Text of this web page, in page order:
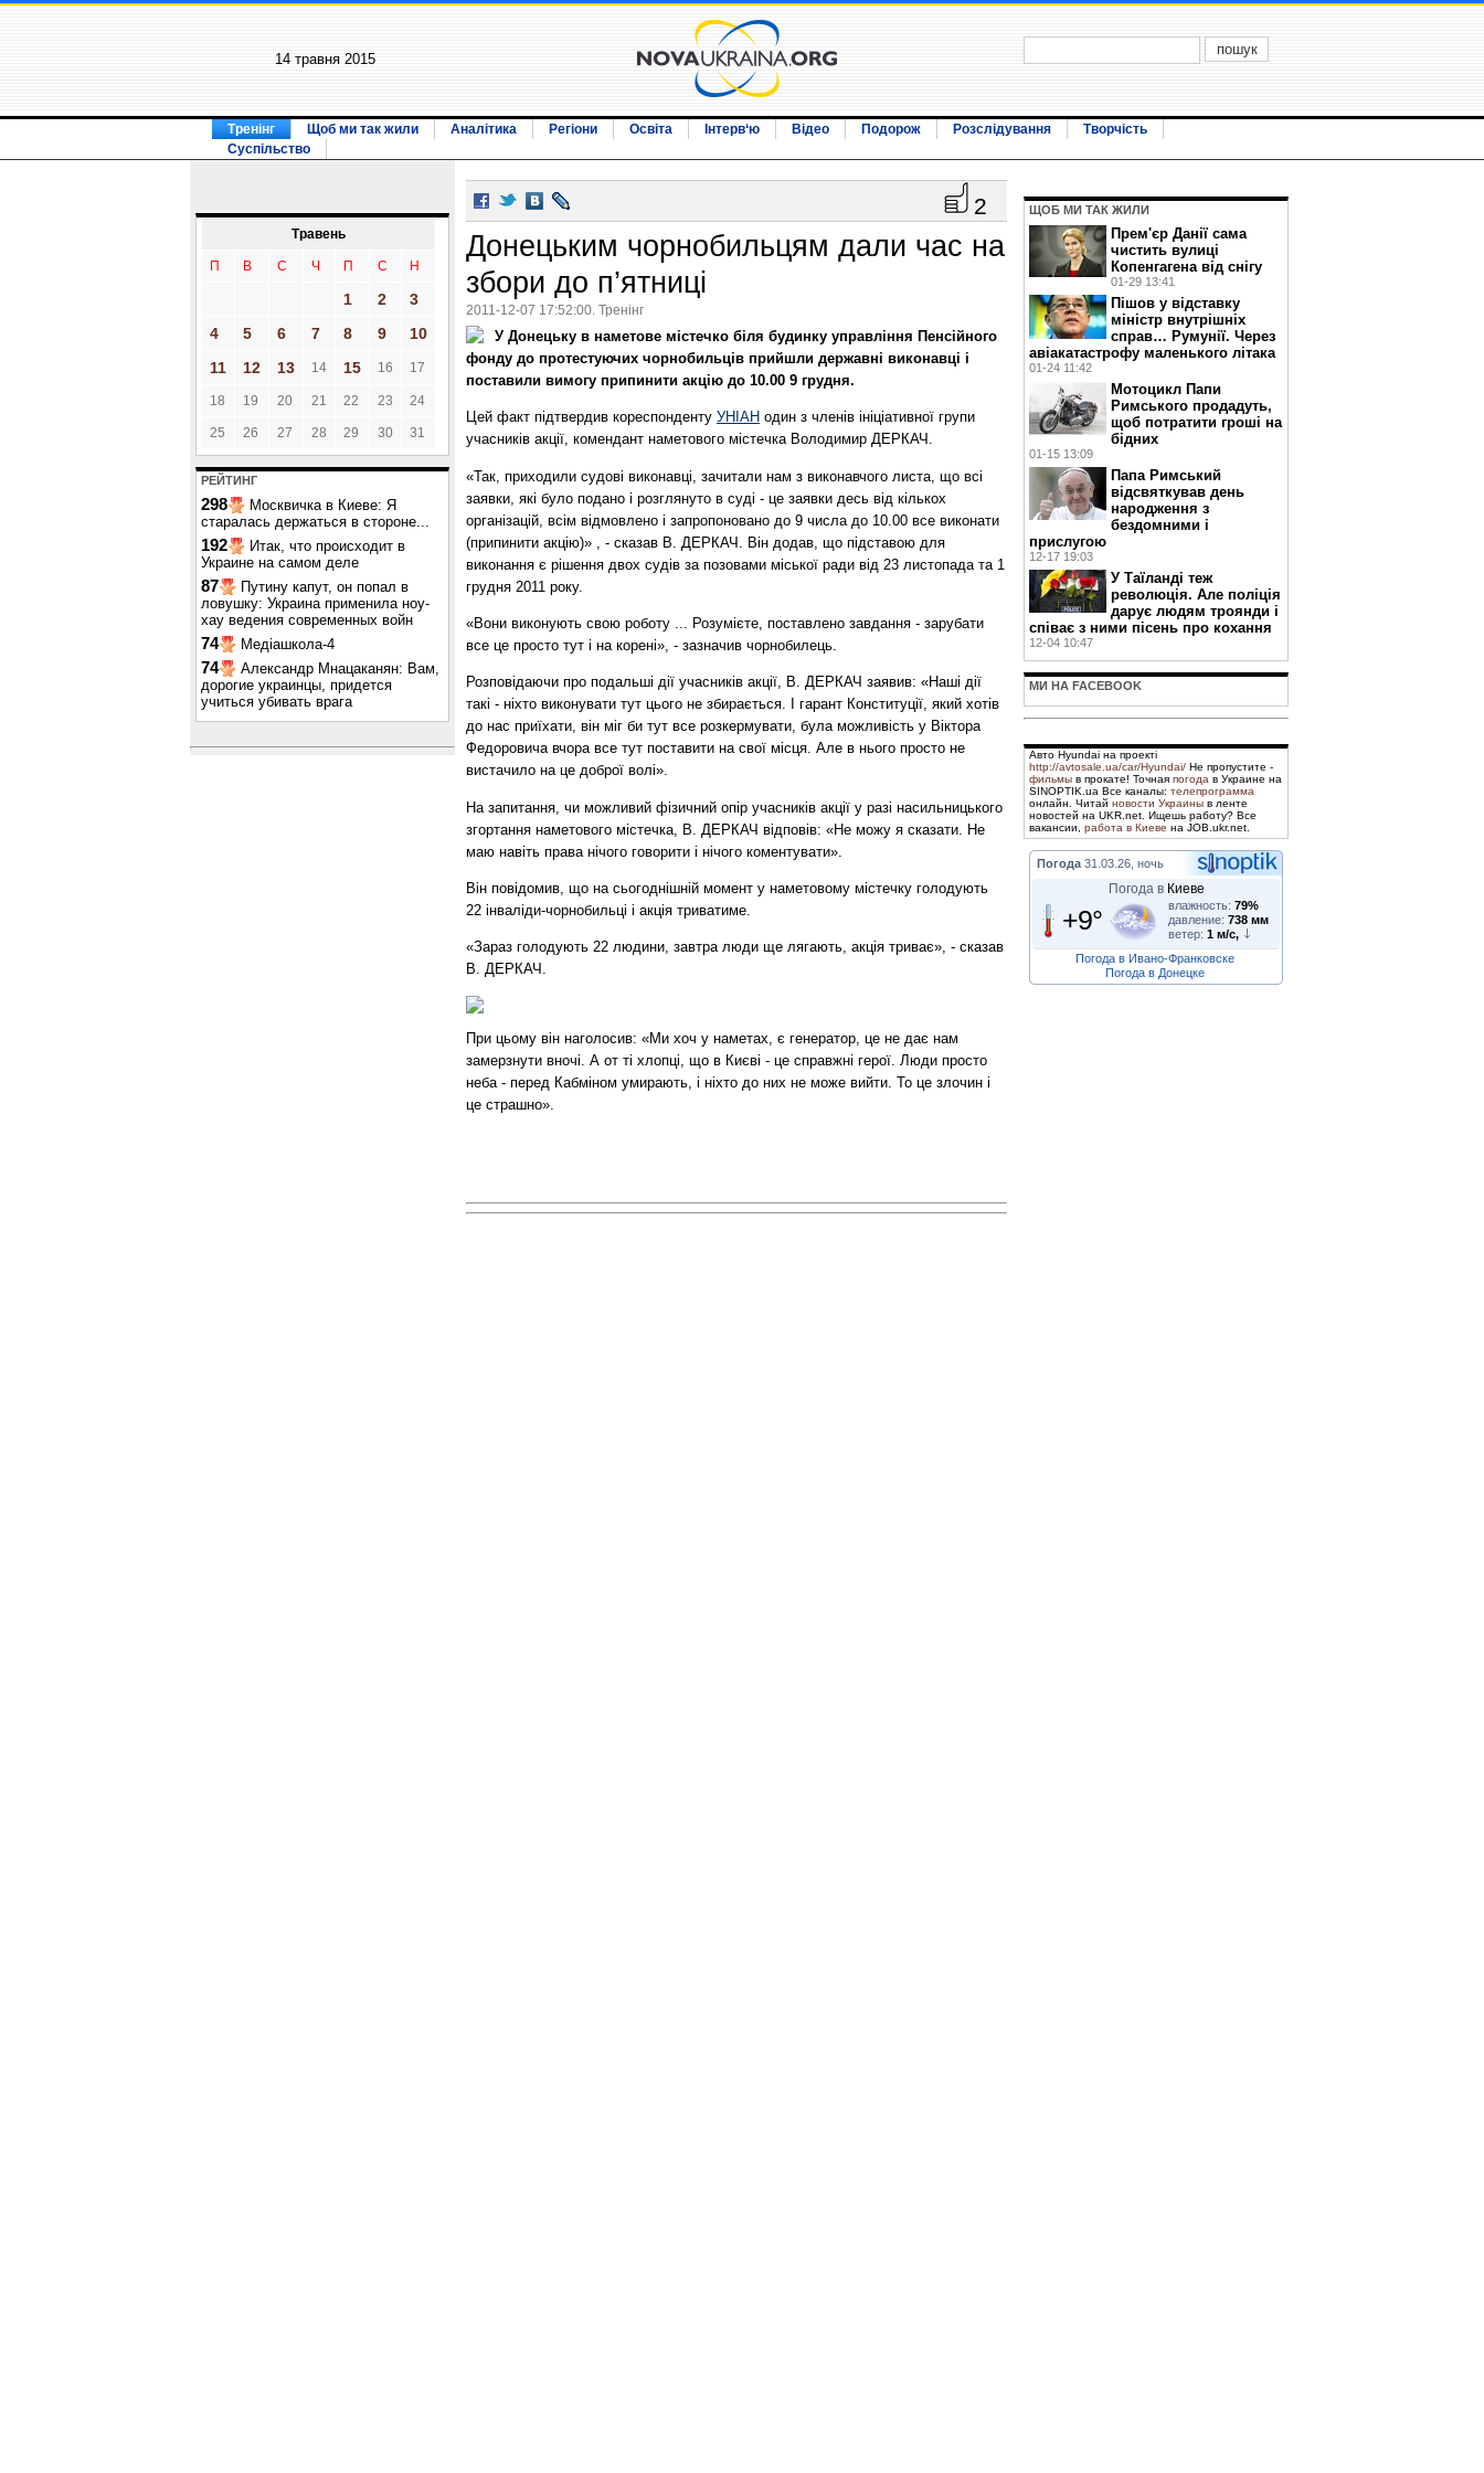
14 травня 2015
Тренінг Щоб ми так жили Аналітика Регіони Освіта Інтерв‘ю Відео Подорож Розслідування
Творчість
Суспільство
Травень
П В С Ч П С Н
1 2
3
4
5 6 7 8 9
10
11
12 13 14 15 16 17
18 19 20 21 22 23 24
25 26 27 28 29 30 31
РЕЙТИНГ
298
Москвичка в Киеве: Я
старалась держаться в стороне...
192
Итак, что происходит в
Украине на самом деле
87
Путину капут, он попал в
ловушку: Украина применила ноу-
хау ведения современных войн
74 Медіашкола-4
74
Александр Мнацаканян: Вам,
дорогие украинцы, придется
учиться убивать врага
2
Донецьким чорнобильцям дали час на
збори до п’ятниці
2011-12-07 17:52:00. Тренінг
У Донецьку в наметове містечко біля будинку управління Пенсійного
фонду до протестуючих чорнобильців прийшли державні виконавці і
поставили вимогу припинити акцію до 10.00 9 грудня.
Цей факт підтвердив кореспонденту УНІАН один з членів ініціативної групи
учасників акції, комендант наметового містечка Володимир ДЕРКАЧ.
«Так, приходили судові виконавці, зачитали нам з виконавчого листа, що всі
заявки, які було подано і розглянуто в суді - це заявки десь від кількох
організацій, всім відмовлено і запропоновано до 9 числа до 10.00 все виконати
(припинити акцію)» , - сказав В. ДЕРКАЧ. Він додав, що підставою для
виконання є рішення двох судів за позовами міської ради від 23 листопада та 1
грудня 2011 року.
«Вони виконують свою роботу ... Розумієте, поставлено завдання - зарубати
все це просто тут і на корені», - зазначив чорнобилець.
Розповідаючи про подальші дії учасників акції, В. ДЕРКАЧ заявив: «Наші дії
такі - ніхто виконувати тут цього не збирається. І гарант Конституції, який хотів
до нас приїхати, він міг би тут все розкермувати, була можливість у Віктора
Федоровича вчора все тут поставити на свої місця. Але в нього просто не
вистачило на це доброї волі».
На запитання, чи можливий фізичний опір учасників акції у разі насильницького
згортання наметового містечка, В. ДЕРКАЧ відповів: «Не можу я сказати. Не
маю навіть права нічого говорити і нічого коментувати».
Він повідомив, що на сьогоднішній момент у наметовому містечку голодують
22 інваліди-чорнобильці і акція триватиме.
«Зараз голодують 22 людини, завтра люди ще лягають, акція триває», - сказав
В. ДЕРКАЧ.
При цьому він наголосив: «Ми хоч у наметах, є генератор, це не дає нам
замерзнути вночі. А от ті хлопці, що в Києві - це справжні герої. Люди просто
неба - перед Кабміном умирають, і ніхто до них не може вийти. То це злочин і
це страшно».
ЩОБ МИ ТАК ЖИЛИ
Прем'єр Данії сама
чистить вулиці
Копенгагена від снігу
01-29 13:41
Пішов у відставку
міністр внутрішніх
справ… Румунії. Через
авіакатастрофу маленького літака
01-24 11:42
Мотоцикл Папи
Римського продадуть,
щоб потратити гроші на
бідних
01-15 13:09
Папа Римський
відсвяткував день
народження з
бездомними і
прислугою
12-17 19:03
У Таїланді теж
революція. Але поліція
дарує людям троянди і
співає з ними пісень про кохання
12-04 10:47
МИ НА FACEBOOK
Авто Hyundai на проекті
http://avtosale.ua/car/Hyundai/ Не пропустите -
фильмы в прокате! Точная погода в Украине на
SINOPTIK.ua Все каналы: телепрограмма
онлайн. Читай новости Украины в ленте
новостей на UKR.net. Ищешь работу? Все
вакансии, работа в Киеве на JOB.ukr.net.
Погода 31.03.26, ночь
Погода в Киеве
+9° влажность: 79%
давление: 738 мм
ветер: 1 м/с,
Погода в Ивано-Франковске
Погода в Донецке